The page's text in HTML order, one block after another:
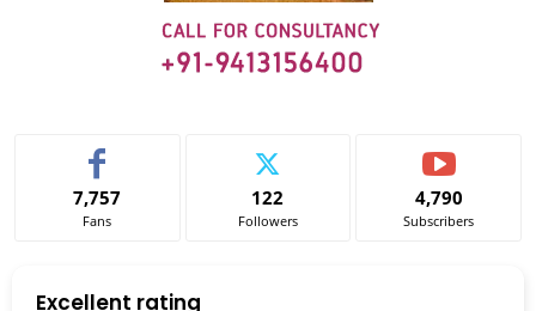
7,757
Fans
122
Followers
4,790
Subscribers
Excellent rating